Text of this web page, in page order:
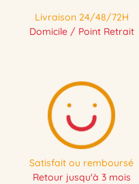
Livraison 24/48/72H
Domicile / Point Retrait
Satisfait ou remboursé
Retour jusqu'à 3 mois